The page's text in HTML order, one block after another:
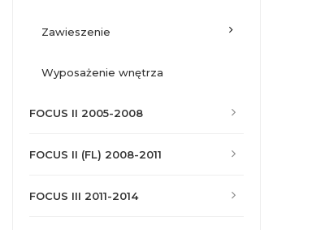
zawieszenie
wyposażenie wnętrza
FOCUS II 2005-2008
FOCUS II (FL) 2008-2011
FOCUS III 2011-2014